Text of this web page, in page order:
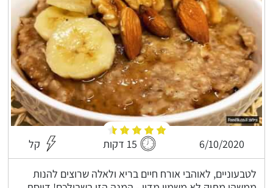
6/10/2020 15 דקות קל
לטבעוניים, לאוהבי אורח חיים בריא ולאלה שרוצים להנות